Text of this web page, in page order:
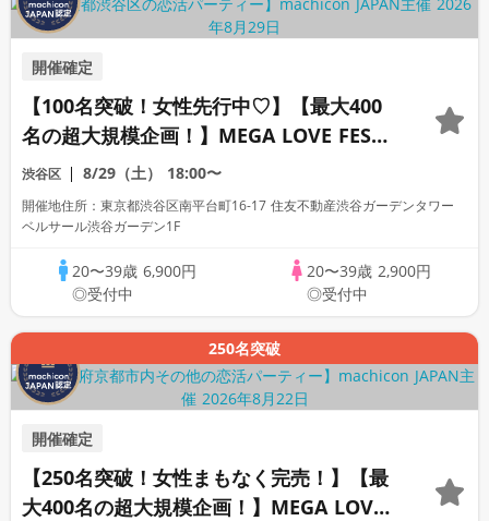
開催確定
【100名突破！女性先行中♡】【最大400
名の超大規模企画！】MEGA LOVE FES～
恋が動き出す出会いの祭典～
渋谷区 8/29（土） 18:00〜
開催地住所：東京都渋谷区南平台町16-17 住友不動産渋谷ガーデンタワー
ベルサール渋谷ガーデン1F
20〜39歳 6,900円
◎受付中
20〜39歳 2,900円
◎受付中
250名突破
開催確定
【250名突破！女性まもなく完売！】【最
大400名の超大規模企画！】MEGA LOVE